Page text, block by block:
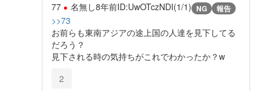
77 名無し8年前ID:UwOTczNDI(1/1) NG 報告
>>73
お前らも東南アジアの途上国の人達を見下してる
だろう？
見下される時の気持ちがこれでわかったか？w
2